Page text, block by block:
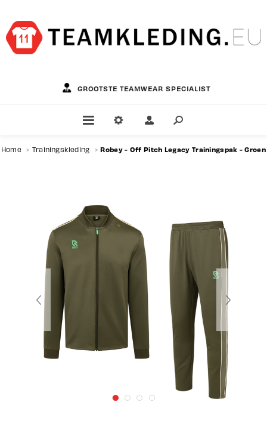
GROOTSTE TEAMWEAR SPECIALIST
Home > Trainingskleding > Robey - Off Pitch Legacy Trainingspak - Groen